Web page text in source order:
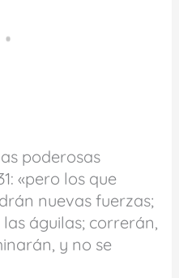
poderosas
«pero los que
nuevas fuerzas;
águilas; correrán,
y no se